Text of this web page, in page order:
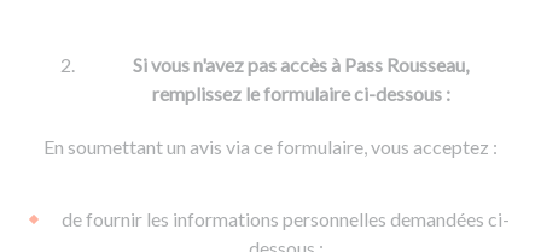
Si vous n'avez pas accès à Pass Rousseau,
remplissez le formulaire ci-dessous :
En soumettant un avis via ce formulaire, vous acceptez :
de fournir les informations personnelles demandées ci-